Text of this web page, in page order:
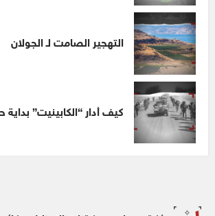
التهجير الصامت لـ الجولان
كيف أدار “الكابينيت” بداية